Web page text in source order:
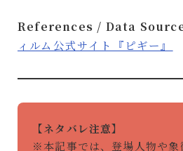
References / Data
ィルム公式サイト『ピギー』
【ネタバレ注意】
※本記事では、登場人物や象